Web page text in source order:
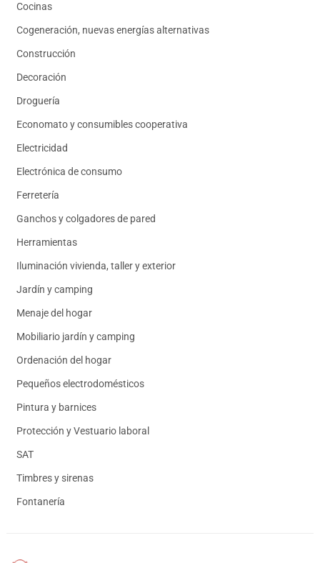
Cocinas
Cogeneración, nuevas energías alternativas
Construcción
Decoración
Droguería
Economato y consumibles cooperativa
Electricidad
Electrónica de consumo
Ferretería
Ganchos y colgadores de pared
Herramientas
Iluminación vivienda, taller y exterior
Jardín y camping
Menaje del hogar
Mobiliario jardín y camping
Ordenación del hogar
Pequeños electrodomésticos
Pintura y barnices
Protección y Vestuario laboral
SAT
Timbres y sirenas
Fontanería